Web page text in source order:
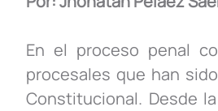
En el proceso penal
procesales que han
Constitucional. Desde